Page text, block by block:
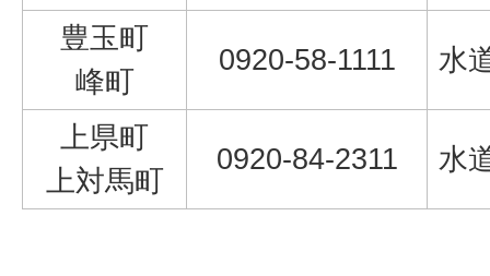
豊玉町
峰町
0920-58-1111 水
上県町
上対馬町
0920-84-2311 水